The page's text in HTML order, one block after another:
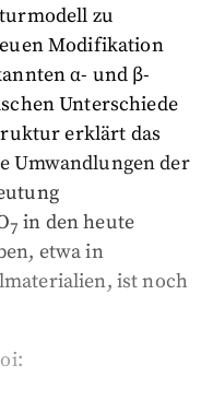
zu
Modifikation
α- und β-
Unterschiede
erklärt das
Umwandlungen der
7 in den heute
etwa in
ist noch